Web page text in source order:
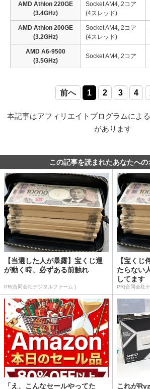
AMD Athlon 220GE
(3.4GHz)
Socket AM4, 2コア
(4スレッド)
AMD Athlon 200GE
(3.2GHz)
Socket AM4, 2コア
(4スレッド)
AMD A6-9500
(3.5GHz)
Socket AM4, 2コア
前へ 1 2 3 4
本記事はアフィリエイトプログラムによ
があります
この記事を読まれたあなたへの
【当選した人が暴露】宝くじ運
が動く時、必ずある前触れ
PR(合同会社デジタルファーム )
【宝くじ
たらない
してます
PR(合同会社
「え、こんなセールやってた これが